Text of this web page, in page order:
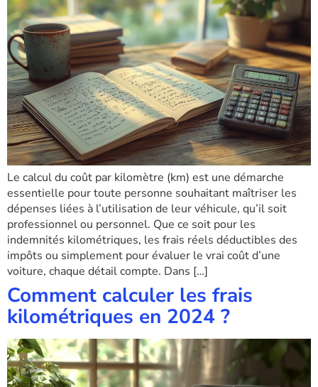
Le calcul du coût par kilomètre (km) est une démarche
essentielle pour toute personne souhaitant maîtriser les
dépenses liées à l’utilisation de leur véhicule, qu’il soit
professionnel ou personnel. Que ce soit pour les
indemnités kilométriques, les frais réels déductibles des
impôts ou simplement pour évaluer le vrai coût d’une
voiture, chaque détail compte. Dans […]
Comment calculer les frais
kilométriques en 2024 ?